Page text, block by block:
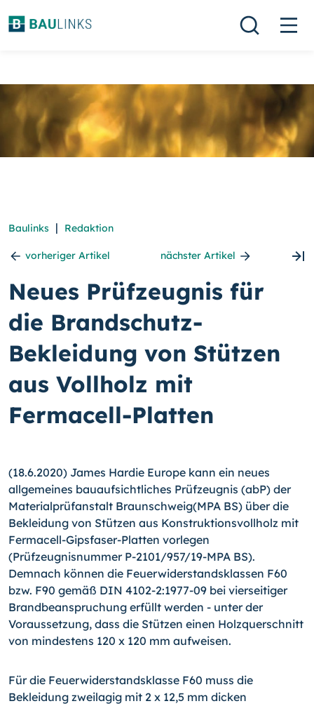
Baulinks | Redaktion
vorheriger Artikel nächster Artikel
Neues Prüfzeugnis für
die Brandschutz-
Bekleidung von Stützen
aus Vollholz mit
Fermacell-Platten
(18.6.2020) James Hardie Europe kann ein neues
allgemeines bauaufsichtliches Prüfzeugnis (abP) der
Materialprüfanstalt Braunschweig(MPA BS) über die
Bekleidung von Stützen aus Konstruktionsvollholz mit
Fermacell-Gipsfaser-Platten vorlegen
(Prüfzeugnisnummer P-2101/957/19-MPA BS).
Demnach können die Feuerwiderstandsklassen F60
bzw. F90 gemäß DIN 4102-2:1977-09 bei vierseitiger
Brandbeanspruchung erfüllt werden - unter der
Voraussetzung, dass die Stützen einen Holzquerschnitt
von mindestens 120 x 120 mm aufweisen.
Für die Feuerwiderstandsklasse F60 muss die
Bekleidung zweilagig mit 2 x 12,5 mm dicken